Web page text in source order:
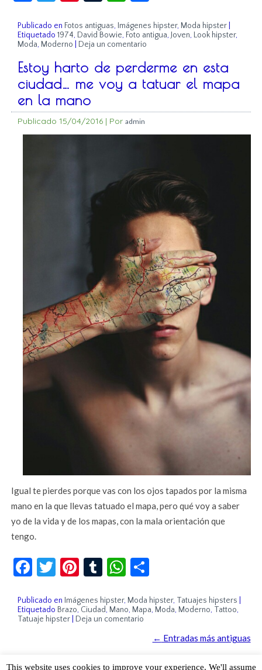
Publicado en Fotos antiguas, Imágenes hipster, Moda hipster
Etiquetado 1974, David Bowie, Foto antigua,Joven, Look hipster,
Moda, Moderno Deja un comentario
Estoy harto de perderme en esta
ciudad… me voy a tatuar el mapa
en la mano
Publicado 15/04/2016 | Por admin
Igual te pierdes porque vas con los ojos tapados por la misma
mano en la que llevas tatuado el mapa, pero qué voy a saber
yo de la vida y de los mapas, con la mala orientación que
tengo.
Facebook
Twitter
Pinterest
TumblrWhatsApp
Publicado en Imágenes hipster, Moda hipster, Tatuajes hipsters
Etiquetado Brazo, Ciudad, Mano, Mapa, Moda, Moderno, Tattoo,
Tatuaje hipster
Deja un comentario
← Entradas más antiguas
This website uses cookies to improve your experience. We'll assume